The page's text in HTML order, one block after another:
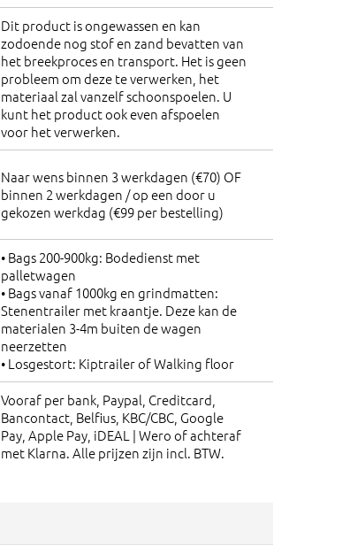
Dit product is ongewassen en kan
zodoende nog stof en zand bevatten van
het breekproces en transport. Het is geen
probleem om deze te verwerken, het
materiaal zal vanzelf schoonspoelen. U
kunt het product ook even afspoelen
voor het verwerken.
Naar wens binnen 3 werkdagen (€70) OF
binnen 2 werkdagen / op een door u
gekozen werkdag (€99 per bestelling)
• Bags 200-900kg: Bodedienst met
palletwagen
• Bags vanaf 1000kg en grindmatten:
Stenentrailer met kraantje. Deze kan de
materialen 3-4m buiten de wagen
neerzetten
• Losgestort: Kiptrailer of Walking floor
Vooraf per bank, Paypal, Creditcard,
Bancontact, Belfius, KBC/CBC, Google
Pay, Apple Pay, iDEAL | Wero of achteraf
met Klarna. Alle prijzen zijn incl. BTW.